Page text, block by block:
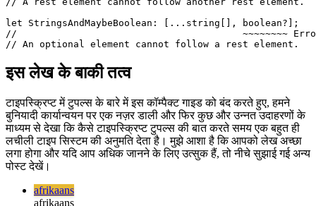
//                                    ~~~~~~~~~~ Error!
// A rest element cannot follow another rest element.
//                                        ~~~~~~~~
इस लेख के बाकी तत्व
टाइपस्क्रिप्ट में टुपल्स के बारे में इस कॉम्पैक्ट गाइड को बंद करते हुए, हमने
बुनियादी कार्यान्वयन पर एक नज़र डाली और फिर कुछ और उन्नत उदाहरणों के
माध्यम से देखा कि कैसे टाइपस्क्रिप्ट टुपल्स की बात करते समय एक बहुत ही
लचीली टाइप सिस्टम की अनुमति देता है। मुझे आशा है कि आपको लेख अच्छा
लगा होगा और यदि आप अधिक जानने के लिए उत्सुक हैं, तो नीचे सुझाई गई अन्य
पोस्ट देखें।